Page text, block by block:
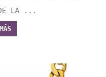
DE LA ...